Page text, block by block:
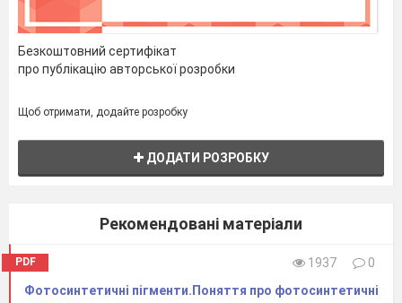
Безкоштовний сертифікат
про публікацію авторської розробки
Щоб отримати, додайте розробку
ДОДАТИ РОЗРОБКУ
Рекомендовані матеріали
PDF 1937
0
Фотосинтетичні пігменти.Поняття про фотосинтетичні